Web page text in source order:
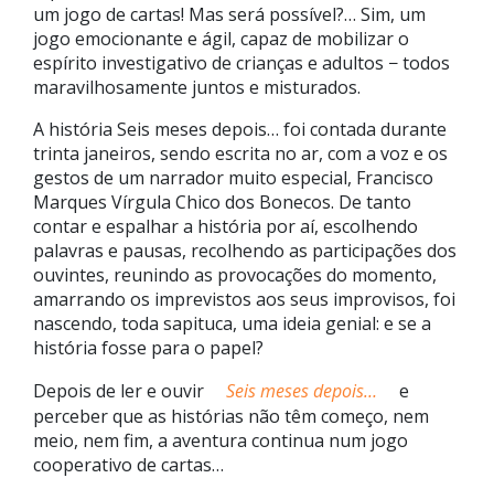
um jogo de cartas! Mas será possível?… Sim, um
jogo emocionante e ágil, capaz de mobilizar o
espírito investigativo de crianças e adultos − todos
maravilhosamente juntos e misturados.
A história Seis meses depois… foi contada durante
trinta janeiros, sendo escrita no ar, com a voz e os
gestos de um narrador muito especial, Francisco
Marques Vírgula Chico dos Bonecos. De tanto
contar e espalhar a história por aí, escolhendo
palavras e pausas, recolhendo as participações dos
ouvintes, reunindo as provocações do momento,
amarrando os imprevistos aos seus improvisos, foi
nascendo, toda sapituca, uma ideia genial: e se a
história fosse para o papel?
Depois de ler e ouvir
Seis meses depois…
e
perceber que as histórias não têm começo, nem
meio, nem fim, a aventura continua num jogo
cooperativo de cartas…